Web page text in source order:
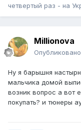
четвертый раз - на
Millionova
Опубликовано
Ну я барышня
мальчика домой
возник вопрос а вот
покупать? и тюнеры